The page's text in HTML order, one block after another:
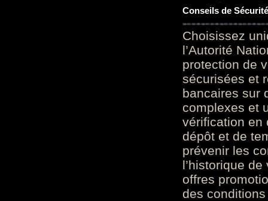
Conseils de
Choisissez
l’Autorité
protection de
sécurisées et
bancaires sur
complexes et
vérification en
dépôt et de
prévenir les
l’historique
offres
des